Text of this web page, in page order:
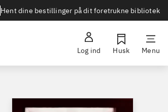
Hent dine bestillinger på dit foretrukne bibliotek
Log ind Husk Menu